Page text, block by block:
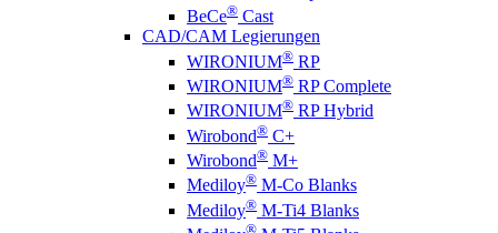
BeCe® Cast
CAD/CAM Legierungen
WIRONIUM® RP
WIRONIUM® RP Complete
WIRONIUM® RP Hybrid
Wirobond® C+
Wirobond® M+
Mediloy® M-Co Blanks
Mediloy® M-Ti4 Blanks
®